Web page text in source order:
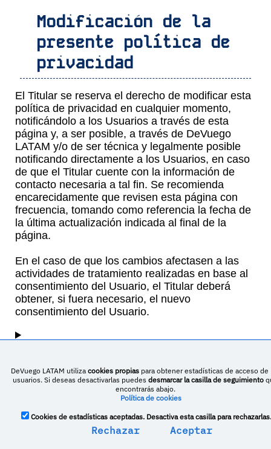
Modificación de la
presente política de
privacidad
El Titular se reserva el derecho de modificar esta
política de privacidad en cualquier momento,
notificándolo a los Usuarios a través de esta
página y, a ser posible, a través de DeVuego
LATAM y/o de ser técnica y legalmente posible
notificando directamente a los Usuarios, en caso
de que el Titular cuente con la información de
contacto necesaria a tal fin. Se recomienda
encarecidamente que revisen esta página con
frecuencia, tomando como referencia la fecha de
la última actualización indicada al final de la
página.
En el caso de que los cambios afectasen a las
actividades de tratamiento realizadas en base al
consentimiento del Usuario, el Titular deberá
obtener, si fuera necesario, el nuevo
consentimiento del Usuario.
Definiciones y
referencias legales
Última revisión: 10 abril 2023
DeVuego LATAM utiliza cookies propiaspara obtener estadísticas de acceso de
usuarios. Si deseas desactivarlas puedes desmarcar la casilla de seguimiento
encontrarás abajo.
Política de cookies
Cookies de estadísticas aceptadas. Desactiva esta casilla para rechazarlas.
Rechazar Aceptar